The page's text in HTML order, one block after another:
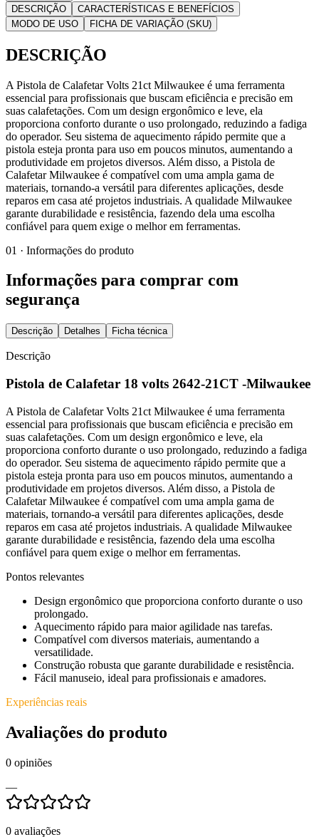
DESCRIÇÃO
CARACTERÍSTICAS E BENEFÍCIOS
MODO DE USO
FICHA DE VARIAÇÃO (SKU)
DESCRIÇÃO
A Pistola de Calafetar Volts 21ct Milwaukee é uma ferramenta
essencial para profissionais que buscam eficiência e precisão em
suas calafetações. Com um design ergonômico e leve, ela
proporciona conforto durante o uso prolongado, reduzindo a fadiga
do operador. Seu sistema de aquecimento rápido permite que a
pistola esteja pronta para uso em poucos minutos, aumentando a
produtividade em projetos diversos. Além disso, a Pistola de
Calafetar Milwaukee é compatível com uma ampla gama de
materiais, tornando-a versátil para diferentes aplicações, desde
reparos em casa até projetos industriais. A qualidade Milwaukee
garante durabilidade e resistência, fazendo dela uma escolha
confiável para quem exige o melhor em ferramentas.
01 · Informações do produto
Informações para comprar com
segurança
Descrição Detalhes Ficha técnica
Descrição
Pistola de Calafetar 18 volts 2642-21CT -Milwaukee
A Pistola de Calafetar Volts 21ct Milwaukee é uma ferramenta
essencial para profissionais que buscam eficiência e precisão em
suas calafetações. Com um design ergonômico e leve, ela
proporciona conforto durante o uso prolongado, reduzindo a fadiga
do operador. Seu sistema de aquecimento rápido permite que a
pistola esteja pronta para uso em poucos minutos, aumentando a
produtividade em projetos diversos. Além disso, a Pistola de
Calafetar Milwaukee é compatível com uma ampla gama de
materiais, tornando-a versátil para diferentes aplicações, desde
reparos em casa até projetos industriais. A qualidade Milwaukee
garante durabilidade e resistência, fazendo dela uma escolha
confiável para quem exige o melhor em ferramentas.
Pontos relevantes
Design ergonômico que proporciona conforto durante o uso
prolongado.
Aquecimento rápido para maior agilidade nas tarefas.
Compatível com diversos materiais, aumentando a
versatilidade.
Construção robusta que garante durabilidade e resistência.
Fácil manuseio, ideal para profissionais e amadores.
Experiências reais
Avaliações do produto
0 opiniões
—
0 avaliações